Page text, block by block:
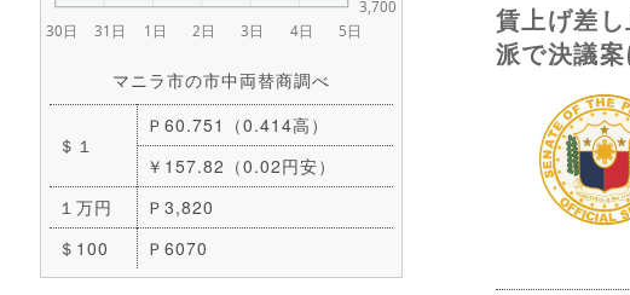
マニラ市の市中両替商調べ
＄１
Ｐ60.751（0.414高）
￥157.82（0.02円安）
１万円
Ｐ3,820
＄100
Ｐ6070
賃上げ差
派で決議